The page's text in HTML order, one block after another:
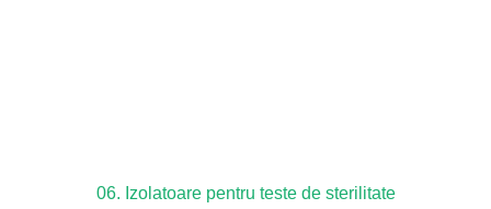
06. Izolatoare pentru teste de sterilitate